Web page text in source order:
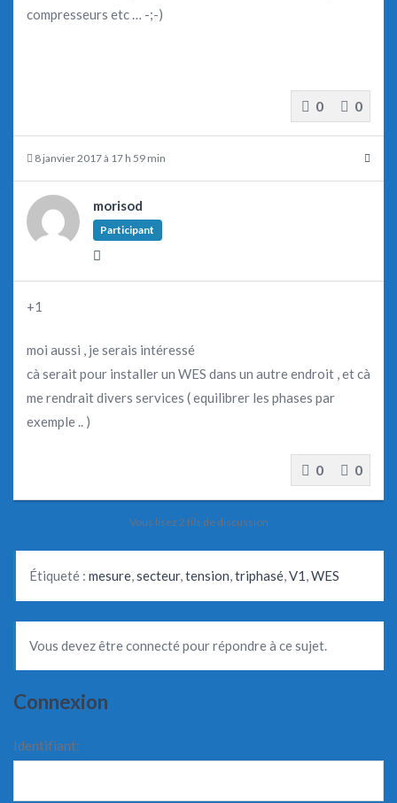
compresseurs etc … -;-)
0 0
8 janvier 2017 à 17 h 59 min
morisod
Participant
+1
moi aussi , je serais intéressé
cà serait pour installer un WES dans un autre endroit , et cà
me rendrait divers services ( equilibrer les phases par
exemple .. )
0 0
Vous lisez 2 fils de discussion
Étiqueté : mesure,secteur,tension,triphasé,V1,WES
Vous devez être connecté pour répondre à ce sujet.
Connexion
Identifiant: